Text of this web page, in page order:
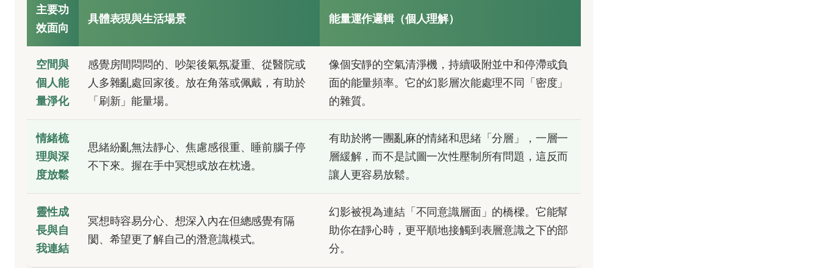
主要功
效面向
具體表現與生活場景 能量運作邏輯（個人理解）
空間與
個人能
量淨化
感覺房間悶悶的、吵架後氣氛凝重、從醫院或
人多雜亂處回家後。放在角落或佩戴，有助於
「刷新」能量場。
像個安靜的空氣清淨機，持續吸附並中和停滯或負
面的能量頻率。它的幻影層次能處理不同「密度」
的雜質。
情緒梳
理與深
度放鬆
思緒紛亂無法靜心、焦慮感很重、睡前腦子停
不下來。握在手中冥想或放在枕邊。
有助於將一團亂麻的情緒和思緒「分層」，一層一
層緩解，而不是試圖一次性壓制所有問題，這反而
讓人更容易放鬆。
靈性成
長與自
我連結
冥想時容易分心、想深入內在但總感覺有隔
閡、希望更了解自己的潛意識模式。
幻影被視為連結「不同意識層面」的橋樑。它能幫
助你在靜心時，更平順地接觸到表層意識之下的部
分。